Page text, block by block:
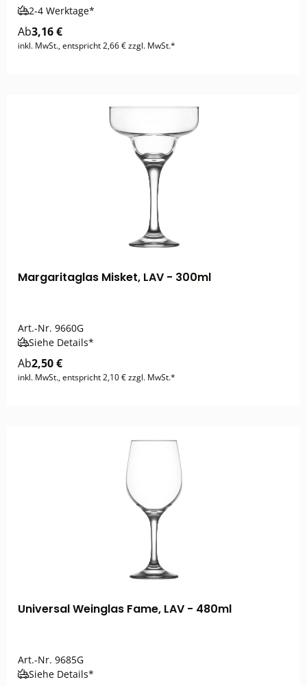
2-4 Werktage*
Ab3,16 €
inkl. MwSt., entspricht 2,66 € zzgl. MwSt.*
Margaritaglas Misket, LAV - 300ml
Art.-Nr. 9660G
Siehe Details*
Ab2,50 €
inkl. MwSt., entspricht 2,10 € zzgl. MwSt.*
Universal Weinglas Fame, LAV - 480ml
Art.-Nr. 9685G
Siehe Details*